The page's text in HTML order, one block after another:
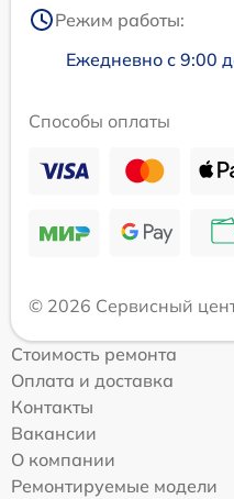
Режим работы:
Ежедневно с 9:00
Способы оплаты
© 2026 Сервисный
Стоимость ремонта
Оплата и доставка
Контакты
Вакансии
О компании
Ремонтируемые модели